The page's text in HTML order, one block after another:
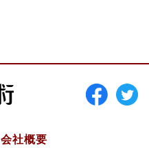
会社概要